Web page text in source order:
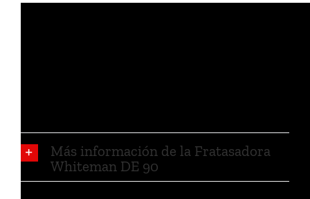
Más información de la Fratasadora
Whiteman DE 90